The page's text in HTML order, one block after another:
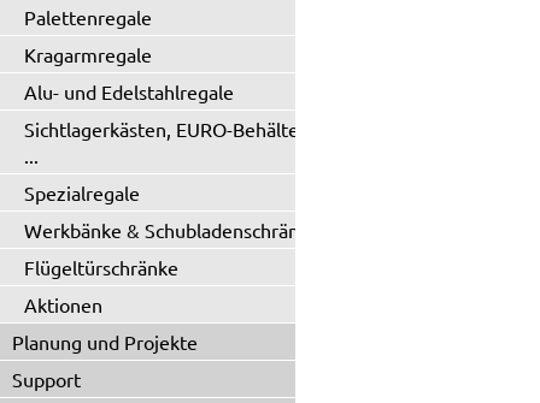
Palettenregale
Kragarmregale
Alu- und Edelstahlregale
Sichtlagerkästen, EURO-Behälter
...
Spezialregale
Werkbänke & Schubladenschränke
Flügeltürschränke
Aktionen
Planung und Projekte
Support